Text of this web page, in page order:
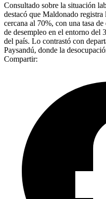
Consultado sobre la situación
destacó que Maldonado
cercana al 70%, con una tasa
de desempleo en el entorno del
del país. Lo contrastó con
Paysandú, donde la
Compartir: